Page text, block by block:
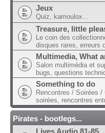
Jeux
Quiz, kamoulox...
Treasure, little
Le coin des
disques rares, erreurs
Multimedia, What
Salon multimédia et
bugs, questions
Something to do
Rencontres / Soirées
soirées, rencontres
Pirates - bootlegs...
Lives Audio 81-85